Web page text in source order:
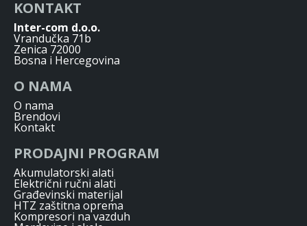
KONTAKT
Inter-com d.o.o.
Vrandučka 71b
Zenica 72000
Bosna i Hercegovina
O NAMA
O nama
Brendovi
Kontakt
PRODAJNI PROGRAM
Akumulatorski alati
Električni ručni alati
Građevinski materijal
HTZ zaštitna oprema
Kompresori na vazduh